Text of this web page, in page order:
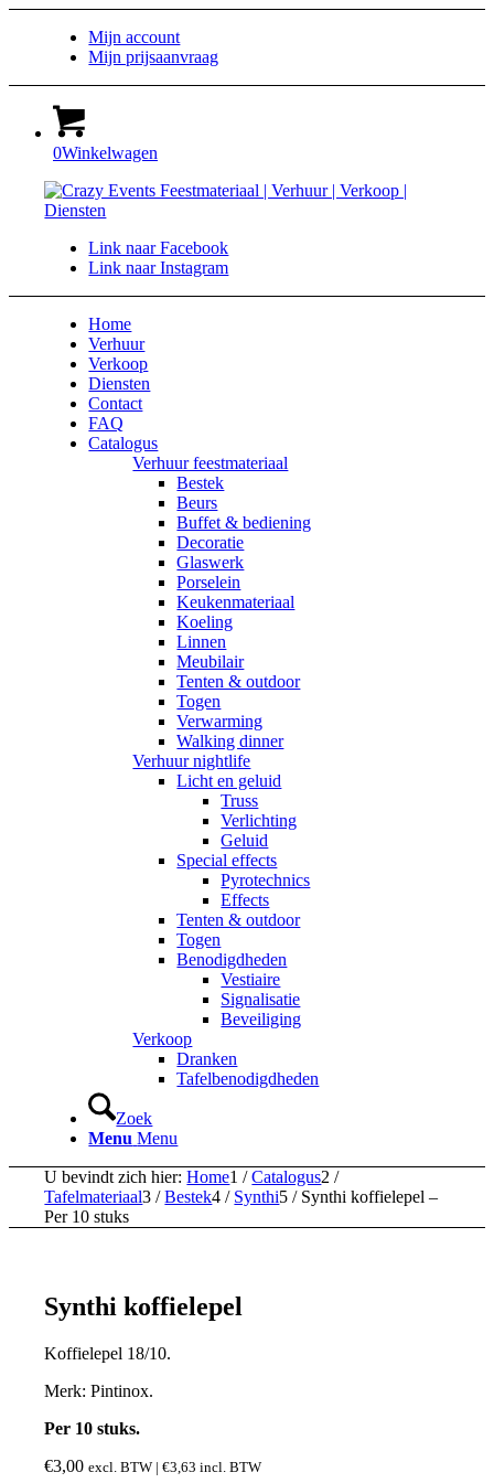
Mijn account
Mijn prijsaanvraag
0Winkelwagen
Link naar Facebook
Link naar Instagram
Home
Verhuur
Verkoop
Diensten
Contact
FAQ
Catalogus
Verhuur feestmateriaal
Bestek
Beurs
Buffet & bediening
Decoratie
Glaswerk
Porselein
Keukenmateriaal
Koeling
Linnen
Meubilair
Tenten & outdoor
Togen
Verwarming
Walking dinner
Verhuur nightlife
Licht en geluid
Truss
Verlichting
Geluid
Special effects
Pyrotechnics
Effects
Tenten & outdoor
Togen
Benodigdheden
Vestiaire
Signalisatie
Beveiliging
Verkoop
Dranken
Tafelbenodigdheden
Zoek
Menu Menu
U bevindt zich hier: Home1 / Catalogus2 /
Tafelmateriaal3 / Bestek4 / Synthi5 / Synthi koffielepel –
Per 10 stuks
Synthi koffielepel
Koffielepel 18/10.
Merk: Pintinox.
Per 10 stuks.
€3,00 excl. BTW |€3,63 incl. BTW